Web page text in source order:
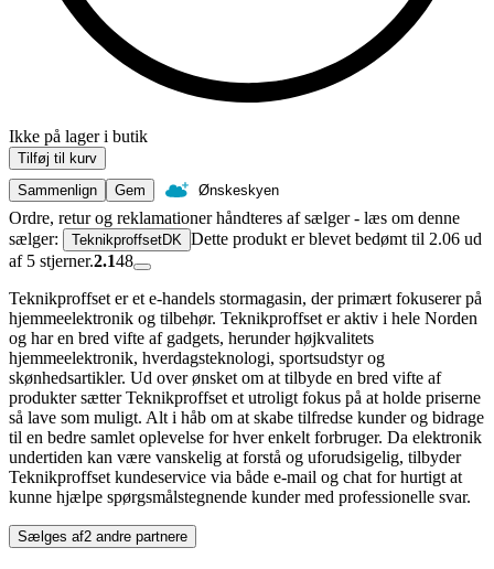
Ikke på lager i butik
Tilføj til kurv
Sammenlign
Gem Ønskeskyen
Ordre, retur og reklamationer håndteres af sælger - læs om denne
sælger:
TeknikproffsetDK Dette produkt er blevet bedømt til 2.06 ud
af 5 stjerner.2.148
Teknikproffset er et e-handels stormagasin, der primært fokuserer på
hjemmeelektronik og tilbehør. Teknikproffset er aktiv i hele Norden
og har en bred vifte af gadgets, herunder højkvalitets
hjemmeelektronik, hverdagsteknologi, sportsudstyr og
skønhedsartikler. Ud over ønsket om at tilbyde en bred vifte af
produkter sætter Teknikproffset et utroligt fokus på at holde priserne
så lave som muligt. Alt i håb om at skabe tilfredse kunder og bidrage
til en bedre samlet oplevelse for hver enkelt forbruger. Da elektronik
undertiden kan være vanskelig at forstå og uforudsigelig, tilbyder
Teknikproffset kundeservice via både e-mail og chat for hurtigt at
kunne hjælpe spørgsmålstegnende kunder med professionelle svar.
Sælges af2 andre partnere